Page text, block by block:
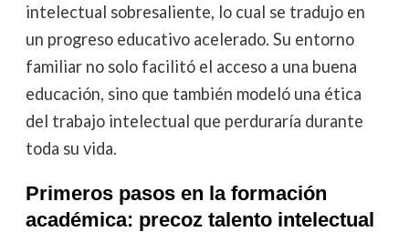
intelectual sobresaliente, lo cual se tradujo en
un progreso educativo acelerado. Su entorno
familiar no solo facilitó el acceso a una buena
educación, sino que también modeló una ética
del trabajo intelectual que perduraría durante
toda su vida.
Primeros pasos en la formación
académica: precoz talento intelectual